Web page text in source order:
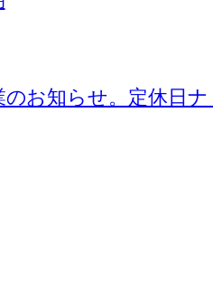
のお知らせ。定休日